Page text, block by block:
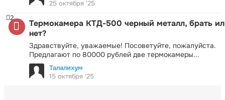
25 октября '25
Термокамера КТД-500 черный металл, брать
нет?
Здравствуйте, уважаемые! Посоветуйте, пожалуйста.
Предлагают по 80000 рублей две термокамеры...
2
Талалихум
15 октября '25